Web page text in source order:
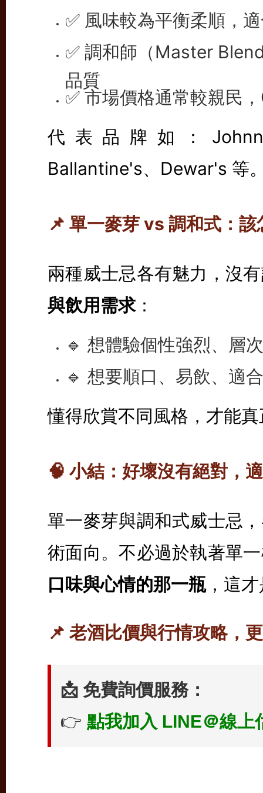
✅ 風味較為平衡柔順，
✅ 調和師（Master
品質
✅ 市場價格通常較親民
代表品牌如：
Ballantine's、Dewar's 等
📌 單一麥芽 vs 調和式：該
兩種威士忌各有魅力，沒
與飲用需求：
🔹 想體驗個性強烈、層
🔹 想要順口、易飲、適
懂得欣賞不同風格，才能
🧠 小結：好壞沒有絕對，
單一麥芽與調和式威士忌
術面向。不必過於執著單
口味與心情的那一瓶，這
📌 老酒比價與行情攻略，
📩 免費詢價服務：
👉 點我加入 LINE＠線上